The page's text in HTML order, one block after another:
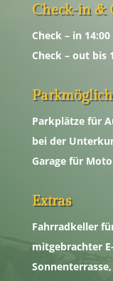
Check-in &
Check – in
Check – out bis
Parkplätze für
bei der
Garage für
Extras
Fahrradkeller
mitgebrachter